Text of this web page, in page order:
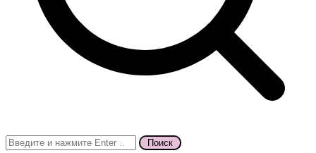
Поиск